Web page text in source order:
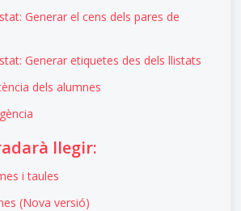
Generar el cens dels pares de
Generar etiquetes des dels llistats
dels alumnes
llegir:
i taules
(Nova versió)